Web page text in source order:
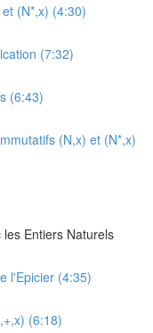
(N*,x) (4:30)
(7:32)
(6:43)
(N,x) et (N*,x)
Entiers Naturels
l'Epicier (4:35)
(6:18)